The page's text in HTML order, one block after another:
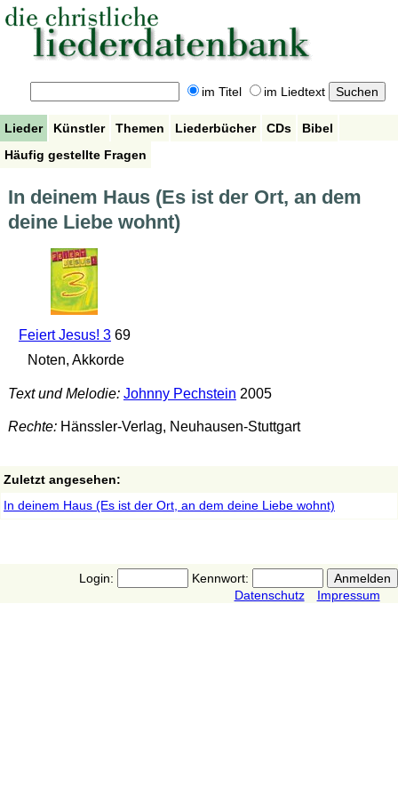
im Titel im Liedtext
Lieder Künstler Themen Liederbücher CDs
Bibel
Häufig gestellte Fragen
In deinem Haus (Es ist der Ort, an dem
deine Liebe wohnt)
Feiert Jesus! 369
Noten, Akkorde
Text und Melodie: Johnny Pechstein 2005
Rechte:Hänssler-Verlag, Neuhausen-Stuttgart
Zuletzt angesehen:
In deinem Haus (Es ist der Ort, an dem deine Liebe wohnt)
Login:
Kennwort:
Datenschutz
Impressum